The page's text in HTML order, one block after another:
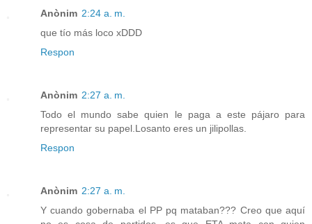
Anònim 2:24 a. m.
que tío más loco xDDD
Respon
Anònim 2:27 a. m.
Todo el mundo sabe quien le paga a este pájaro para
representar su papel.Losanto eres un jilipollas.
Respon
Anònim 2:27 a. m.
Y cuando gobernaba el PP pq mataban??? Creo que aquí